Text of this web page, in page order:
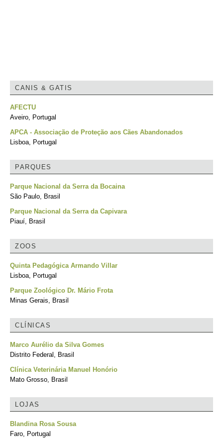
CANIS & GATIS
AFECTU
Aveiro, Portugal
APCA - Associação de Proteção aos Cães Abandonados
Lisboa, Portugal
PARQUES
Parque Nacional da Serra da Bocaina
São Paulo, Brasil
Parque Nacional da Serra da Capivara
Piauí, Brasil
ZOOS
Quinta Pedagógica Armando Villar
Lisboa, Portugal
Parque Zoológico Dr. Mário Frota
Minas Gerais, Brasil
CLÍNICAS
Marco Aurélio da Silva Gomes
Distrito Federal, Brasil
Clínica Veterinária Manuel Honório
Mato Grosso, Brasil
LOJAS
Blandina Rosa Sousa
Faro, Portugal